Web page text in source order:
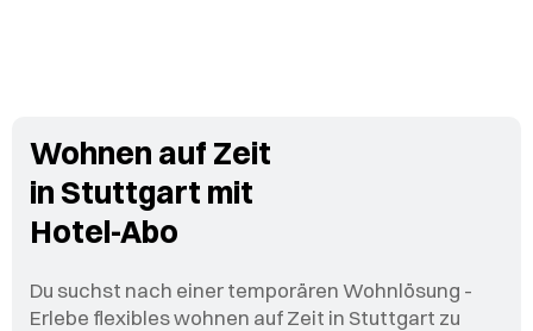
Wohnen auf Zeit
in Stuttgart mit
Hotel-Abo
Du suchst nach einer temporären Wohnlösung -
Erlebe flexibles wohnen auf Zeit in Stuttgart zu